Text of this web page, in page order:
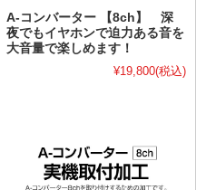
A-コンバーター 【8ch】 深
夜でもイヤホンで迫力ある音を
大音量で楽しめます！
¥19,800(税込)